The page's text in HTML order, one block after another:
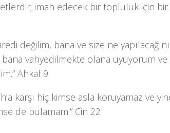
iman edecek bir topluluk için bir
değilim, bana ve size ne
vahyedilmekte olana uyuyorum ve
Ahkaf 9
karşı hiç kimse asla koruyamaz ve
de bulamam.” Cin 22